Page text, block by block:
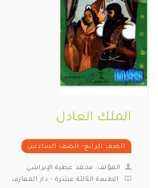
الملك العادل
الصف الرابع- الصف السادس
المؤلف: محمد عطية الإبراشي
الطبعة الثالثة عشرة - دار المعارف